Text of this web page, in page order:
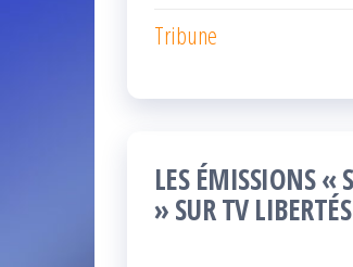
Tribune
LES ÉMISSIONS «
» SUR TV LIBERTÉS